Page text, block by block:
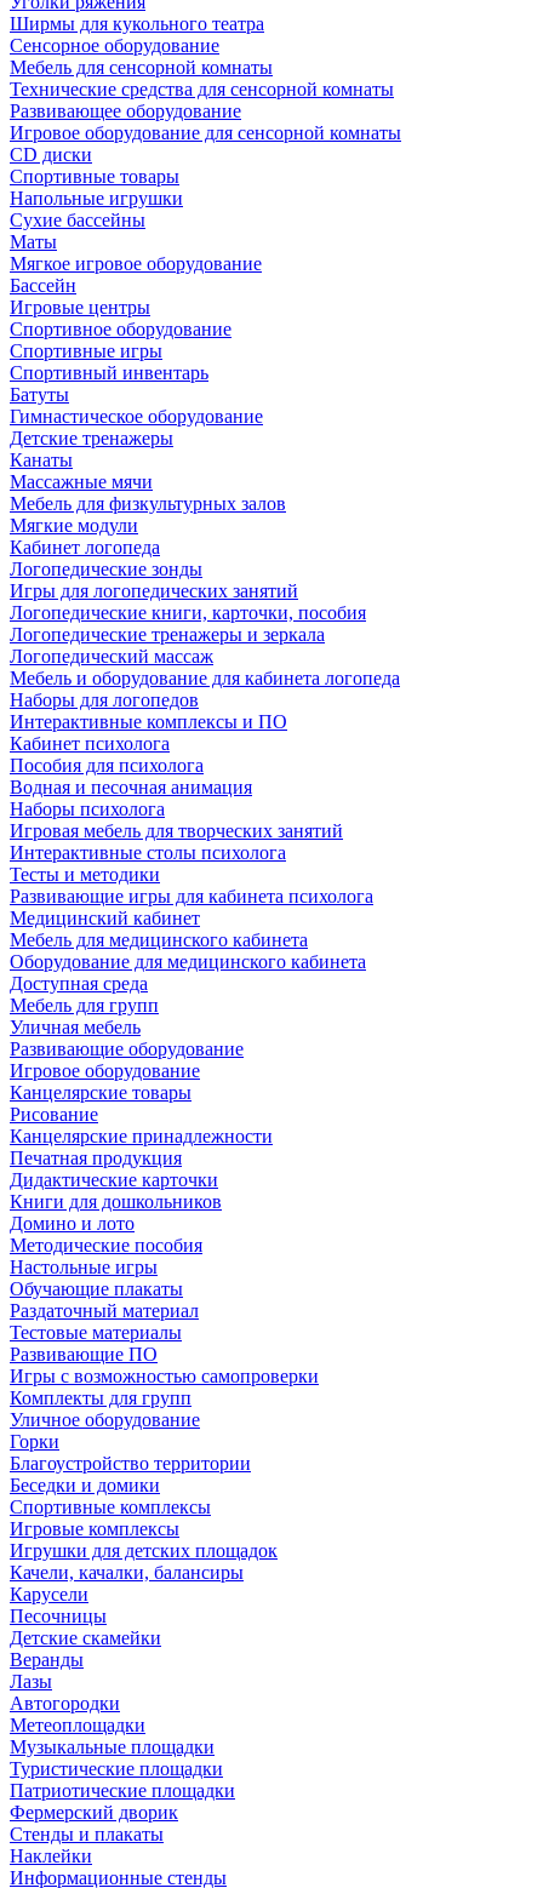
Ширмы для кукольного театра
Сенсорное оборудование
Мебель для сенсорной комнаты
Технические средства для сенсорной комнаты
Развивающее оборудование
Игровое оборудование для сенсорной комнаты
CD диски
Спортивные товары
Напольные игрушки
Сухие бассейны
Маты
Мягкое игровое оборудование
Бассейн
Игровые центры
Спортивное оборудование
Спортивные игры
Спортивный инвентарь
Батуты
Гимнастическое оборудование
Детские тренажеры
Канаты
Массажные мячи
Мебель для физкультурных залов
Мягкие модули
Кабинет логопеда
Логопедические зонды
Игры для логопедических занятий
Логопедические книги, карточки, пособия
Логопедические тренажеры и зеркала
Логопедический массаж
Мебель и оборудование для кабинета логопеда
Наборы для логопедов
Интерактивные комплексы и ПО
Кабинет психолога
Пособия для психолога
Водная и песочная анимация
Наборы психолога
Игровая мебель для творческих занятий
Интерактивные столы психолога
Тесты и методики
Развивающие игры для кабинета психолога
Медицинский кабинет
Мебель для медицинского кабинета
Оборудование для медицинского кабинета
Доступная среда
Мебель для групп
Уличная мебель
Развивающие оборудование
Игровое оборудование
Канцелярские товары
Рисование
Канцелярские принадлежности
Печатная продукция
Дидактические карточки
Книги для дошкольников
Домино и лото
Методические пособия
Настольные игры
Обучающие плакаты
Раздаточный материал
Тестовые материалы
Развивающие ПО
Игры с возможностью самопроверки
Комплекты для групп
Уличное оборудование
Горки
Благоустройство территории
Беседки и домики
Спортивные комплексы
Игровые комплексы
Игрушки для детских площадок
Качели, качалки, балансиры
Карусели
Песочницы
Детские скамейки
Веранды
Лазы
Автогородки
Метеоплощадки
Музыкальные площадки
Туристические площадки
Патриотические площадки
Фермерский дворик
Стенды и плакаты
Наклейки
Информационные стенды